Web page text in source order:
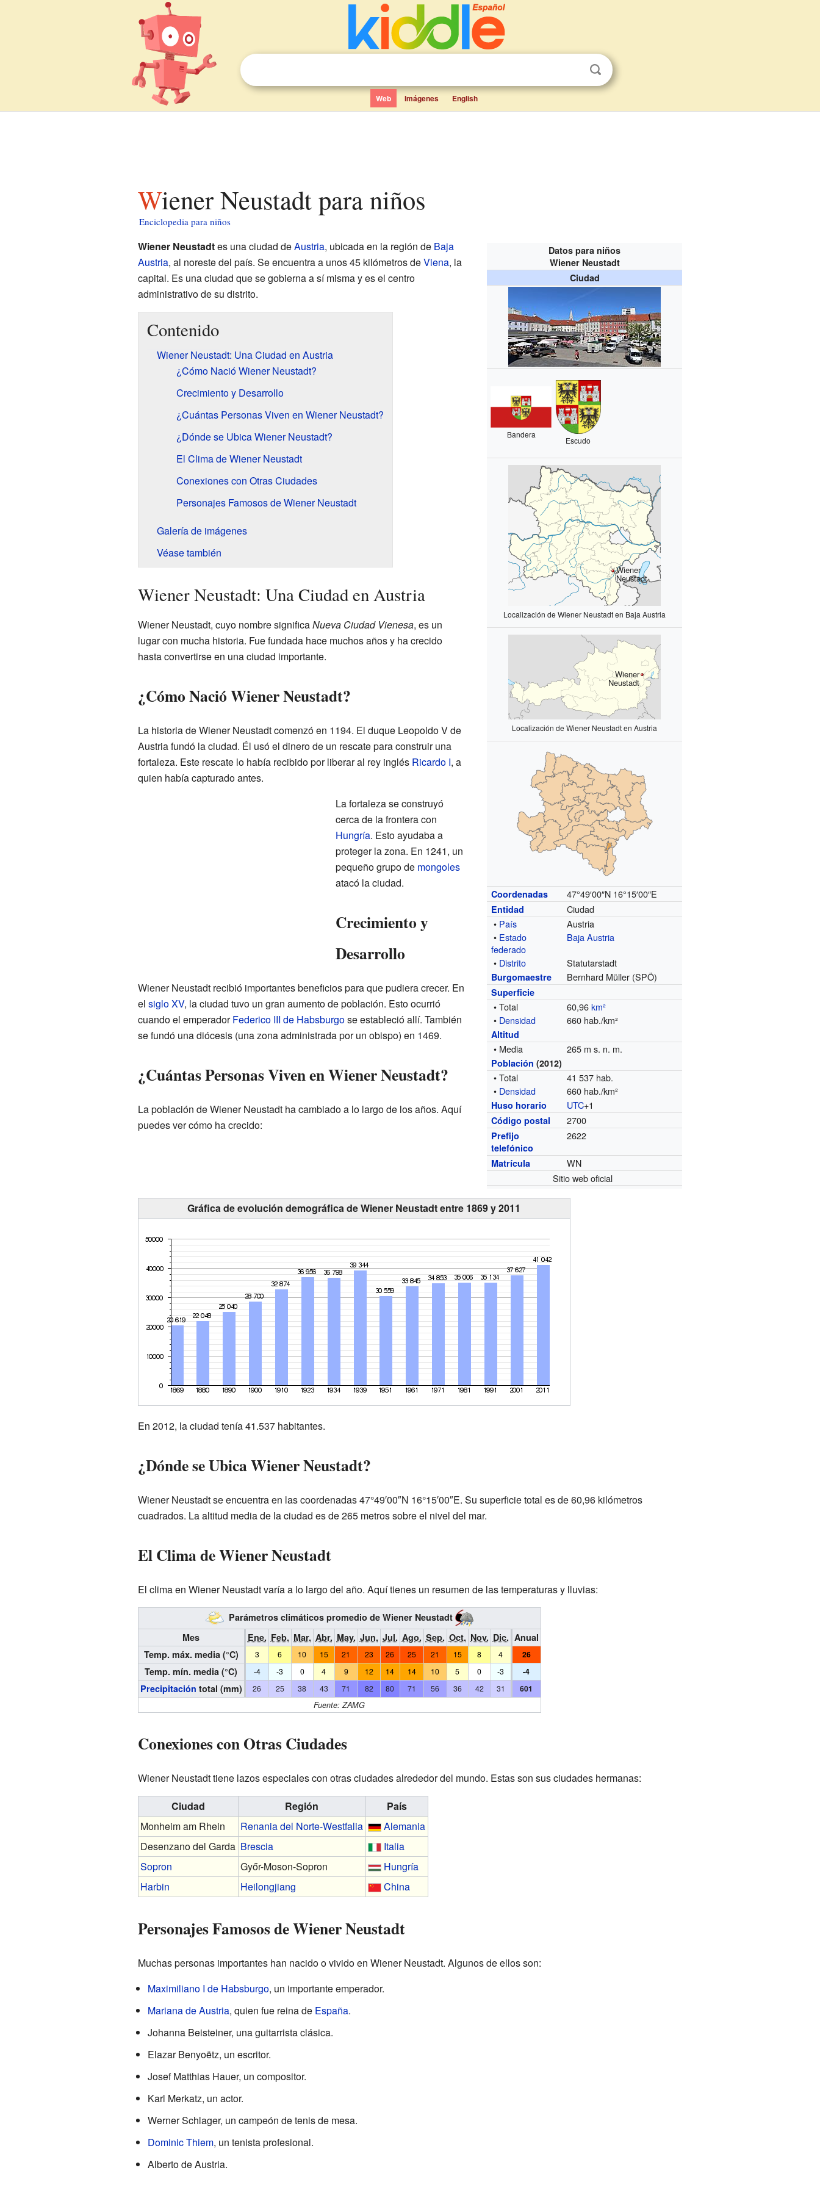
Web Imágenes English
Wiener Neustadt para niños
Enciclopedia para niños
Datos para niños
Wiener Neustadt
Ciudad
Bandera
Escudo
Wiener
Neustadt
Localización de Wiener Neustadt en Baja Austria
Wiener
Neustadt
Localización de Wiener Neustadt en Austria
Coordenadas 47°49′00″N 16°15′00″E
Entidad
Ciudad
• País
Austria
• Estado
federado
Baja Austria
• Distrito Statutarstadt
Burgomaestre Bernhard Müller (SPÖ)
Superficie
• Total 60,96km²
• Densidad 660 hab./km²
Altitud
• Media 265 m s. n. m.
Población (2012)
• Total
41 537 hab.
• Densidad 660 hab./km²
Huso horario UTC+1
Código postal 2700
Prefijo
telefónico
2622
Matrícula
WN
Sitio web oficial
Wiener Neustadtes una ciudad deAustria, ubicada en la región de Baja
Austria, al noreste del país. Se encuentra a unos 45 kilómetros deViena, la
capital. Es una ciudad que se gobierna a sí misma y es el centro
administrativo de su distrito.
Contenido
Wiener Neustadt: Una Ciudad en Austria
¿Cómo Nació Wiener Neustadt?
Crecimiento y Desarrollo
¿Cuántas Personas Viven en Wiener Neustadt?
¿Dónde se Ubica Wiener Neustadt?
El Clima de Wiener Neustadt
Conexiones con Otras Ciudades
Personajes Famosos de Wiener Neustadt
Galería de imágenes
Véase también
Wiener Neustadt: Una Ciudad en Austria
Wiener Neustadt, cuyo nombre significaNueva Ciudad Vienesa, es un
lugar con mucha historia. Fue fundada hace muchos años y ha crecido
hasta convertirse en una ciudad importante.
¿Cómo Nació Wiener Neustadt?
La historia de Wiener Neustadt comenzó en 1194. El duque Leopoldo V de
Austria fundó la ciudad. Él usó el dinero de un rescate para construir una
fortaleza. Este rescate lo había recibido por liberar al rey inglés Ricardo I, a
quien había capturado antes.
La fortaleza se construyó
cerca de la frontera con
Hungría. Esto ayudaba a
proteger la zona. En 1241, un
pequeño grupo de mongoles
atacó la ciudad.
Crecimiento y
Desarrollo
Wiener Neustadt recibió importantes beneficios para que pudiera crecer. En
el siglo XV, la ciudad tuvo un gran aumento de población. Esto ocurrió
cuando el emperadorFederico III de Habsburgose estableció allí. También
se fundó una diócesis (una zona administrada por un obispo) en 1469.
¿Cuántas Personas Viven en Wiener Neustadt?
La población de Wiener Neustadt ha cambiado a lo largo de los años. Aquí
puedes ver cómo ha crecido:
Gráfica de evolución demográfica de Wiener Neustadt entre 1869 y 2011
En 2012, la ciudad tenía 41.537 habitantes.
¿Dónde se Ubica Wiener Neustadt?
Wiener Neustadt se encuentra en las coordenadas 47°49′00″N 16°15′00″E. Su superficie total es de 60,96 kilómetros
cuadrados. La altitud media de la ciudad es de 265 metros sobre el nivel del mar.
El Clima de Wiener Neustadt
El clima en Wiener Neustadt varía a lo largo del año. Aquí tienes un resumen de las temperaturas y lluvias:
Parámetros climáticos promedio de Wiener Neustadt
Mes
Ene. Feb. Mar. Abr. May. Jun. Jul. Ago. Sep. Oct. Nov. Dic. Anual
Temp. máx. media (°C)
3 6 10 15 21 23 26 25 21 15 8 4 26
Temp. mín. media (°C) -4 -3 0 4 9 12 14 14 10 5 0 -3 -4
Precipitación total (mm) 26 25 38 43 71 82 80 71 56 36 42 31
601
Fuente: ZAMG
Conexiones con Otras Ciudades
Wiener Neustadt tiene lazos especiales con otras ciudades alrededor del mundo. Estas son sus ciudades hermanas:
Ciudad
Región
País
Monheim am Rhein
Renania del Norte-Westfalia
Alemania
Desenzano del Garda Brescia
Italia
Sopron
Győr-Moson-Sopron
Hungría
Harbin
Heilongjiang China
Personajes Famosos de Wiener Neustadt
Muchas personas importantes han nacido o vivido en Wiener Neustadt. Algunos de ellos son:
Maximiliano I de Habsburgo, un importante emperador.
Mariana de Austria, quien fue reina de España.
Johanna Beisteiner, una guitarrista clásica.
Elazar Benyoëtz, un escritor.
Josef Matthias Hauer, un compositor.
Karl Merkatz, un actor.
Werner Schlager, un campeón de tenis de mesa.
Dominic Thiem, un tenista profesional.
Alberto de Austria.